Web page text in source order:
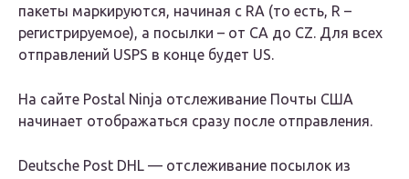
пакеты маркируются, начиная с RA (то есть, R –
регистрируемое), а посылки – от CA до CZ. Для всех
отправлений USPS в конце будет US.
На сайте Postal Ninja отслеживание Почты США
начинает отображаться сразу после отправления.
Deutsche Post DHL — отслеживание посылок из